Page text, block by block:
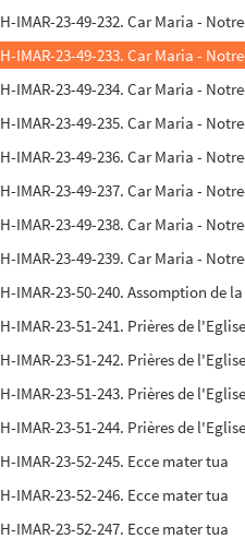
H-IMAR-23-49-232. Car Maria -
H-IMAR-23-49-233. Car Maria -
H-IMAR-23-49-234. Car Maria -
H-IMAR-23-49-235. Car Maria -
H-IMAR-23-49-236. Car Maria -
H-IMAR-23-49-237. Car Maria -
H-IMAR-23-49-238. Car Maria -
H-IMAR-23-49-239. Car Maria -
H-IMAR-23-50-240. Assomption de
H-IMAR-23-51-241. Prières de
H-IMAR-23-51-242. Prières de
H-IMAR-23-51-243. Prières de
H-IMAR-23-51-244. Prières de
H-IMAR-23-52-245. Ecce mater tua
H-IMAR-23-52-246. Ecce mater tua
H-IMAR-23-52-247. Ecce mater tua